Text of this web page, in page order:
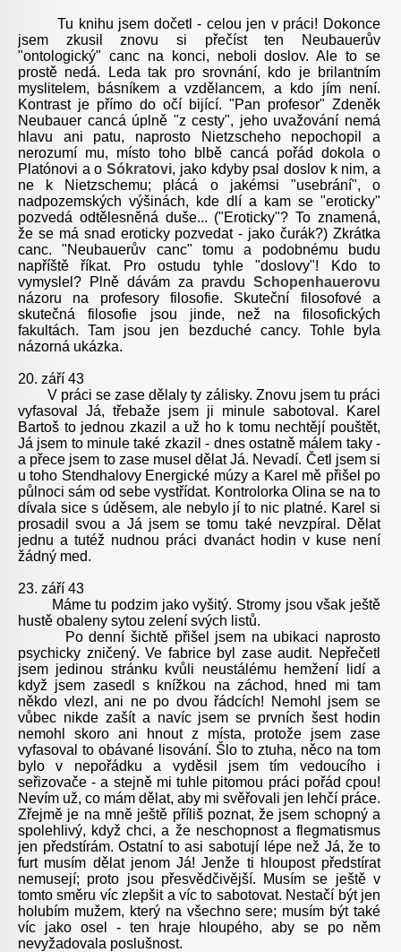
Tu knihu jsem dočetl - celou jen v práci! Dokonce
jsem zkusil znovu si přečíst ten Neubauerův
"ontologický" canc na konci, neboli doslov. Ale to se
prostě nedá. Leda tak pro srovnání, kdo je brilantním
myslitelem, básníkem a vzdělancem, a kdo jím není.
Kontrast je přímo do očí bijící. "Pan profesor" Zdeněk
Neubauer cancá úplně "z cesty", jeho uvažování nemá
hlavu ani patu, naprosto Nietzscheho nepochopil a
nerozumí mu, místo toho blbě cancá pořád dokola o
Platónovi a oSókratovi, jako kdyby psal doslov k nim, a
ne k Nietzschemu; plácá o jakémsi "usebrání", o
nadpozemských výšinách, kde dlí a kam se "eroticky"
pozvedá odtělesněná duše... ("Eroticky"? To znamená,
že se má snad eroticky pozvedat - jako čurák?) Zkrátka
canc. "Neubauerův canc" tomu a podobnému budu
napříště říkat. Pro ostudu tyhle "doslovy"! Kdo to
vymyslel? Plně dávám za pravdu Schopenhauerovu
názoru na profesory filosofie. Skuteční filosofové a
skutečná filosofie jsou jinde, než na filosofických
fakultách. Tam jsou jen bezduché cancy. Tohle byla
názorná ukázka.
20. září 43
V práci se zase dělaly ty zálisky. Znovu jsem tu práci
vyfasoval Já, třebaže jsem ji minule sabotoval. Karel
Bartoš to jednou zkazil a už ho k tomu nechtějí pouštět,
Já jsem to minule také zkazil - dnes ostatně málem taky -
a přece jsem to zase musel dělat Já. Nevadí. Četl jsem si
u toho Stendhalovy Energické múzy a Karel mě přišel po
půlnoci sám od sebe vystřídat. Kontrolorka Olina se na to
dívala sice s úděsem, ale nebylo jí to nic platné. Karel si
prosadil svou a Já jsem se tomu také nevzpíral. Dělat
jednu a tutéž nudnou práci dvanáct hodin v kuse není
žádný med.
23. září 43
Máme tu podzim jako vyšitý. Stromy jsou však ještě
hustě obaleny sytou zelení svých listů.
Po denní šichtě přišel jsem na ubikaci naprosto
psychicky zničený. Ve fabrice byl zase audit. Nepřečetl
jsem jedinou stránku kvůli neustálému hemžení lidí a
když jsem zasedl s knížkou na záchod, hned mi tam
někdo vlezl, ani ne po dvou řádcích! Nemohl jsem se
vůbec nikde zašít a navíc jsem se prvních šest hodin
nemohl skoro ani hnout z místa, protože jsem zase
vyfasoval to obávané lisování. Šlo to ztuha, něco na tom
bylo v nepořádku a vyděsil jsem tím vedoucího i
seřizovače - a stejně mi tuhle pitomou práci pořád cpou!
Nevím už, co mám dělat, aby mi svěřovali jen lehčí práce.
Zřejmě je na mně ještě příliš poznat, že jsem schopný a
spolehlivý, když chci, a že neschopnost a flegmatismus
jen předstírám. Ostatní to asi sabotují lépe než Já, že to
furt musím dělat jenom Já! Jenže ti hloupost předstírat
nemusejí; proto jsou přesvědčivější. Musím se ještě v
tomto směru víc zlepšit a víc to sabotovat. Nestačí být jen
holubím mužem, který na všechno sere; musím být také
víc jako osel - ten hraje hloupého, aby se po něm
nevyžadovala poslušnost.